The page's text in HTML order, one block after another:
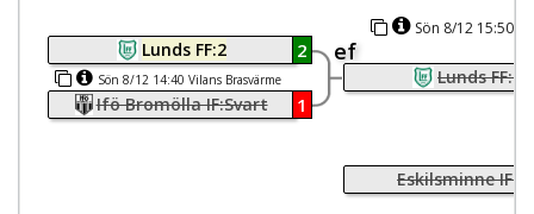
Lunds FF:2 2 ef
Sön 8/12 14:40 Vilans Brasvärme
Ifö Bromölla IF:Svart 1
Sön 8/12 15:50
Lunds FF:2
Eskilsminne IF